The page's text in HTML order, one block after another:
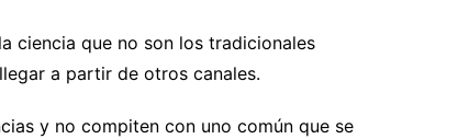
ciencia que no son los tradicionales
a partir de otros canales.
y no compiten con uno común que se